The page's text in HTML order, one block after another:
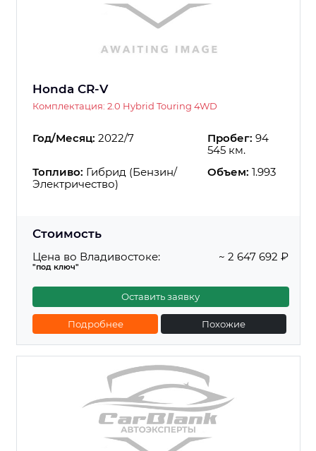
Honda CR-V
Комплектация: 2.0 Hybrid Touring 4WD
Год/Месяц: 2022/7 Пробег: 94
545 км.
Топливо: Гибрид (Бензин/
Электричество)
Объем: 1.993
Стоимость
Цена во Владивостоке:
"под ключ"
~ 2 647 692 ₽
Оставить заявку
Подробнее Похожие